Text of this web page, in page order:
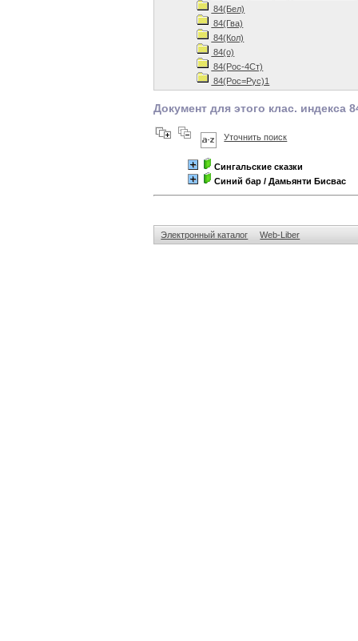
84(Бел)
84(Гва)
84(Кол)
84(о)
84(Рос-4Ст)
84(Рос=Рус)1
Документ для этого клас. индекса
Уточнить поиск
Сингальские сказки
Синий бар / Дамьянти Бисвас
Электронный каталог Web-Liber